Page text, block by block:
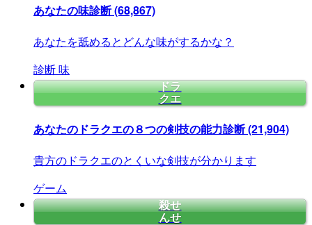
あなたの味診断(68,867)
あなたを舐めるとどんな味がするかな？
診断味
ドラ
クエ
あなたのドラクエの８つの剣技の能力診断(21,904)
貴方のドラクエのとくいな剣技が分かります
ゲーム
殺せ
んせ